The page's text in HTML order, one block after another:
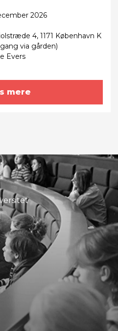
2026
4, 1171 København K
via gården)
Evers
mere